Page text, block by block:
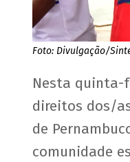
Foto: Divulgação/
Nesta quinta-
direitos dos/
de
comunidade